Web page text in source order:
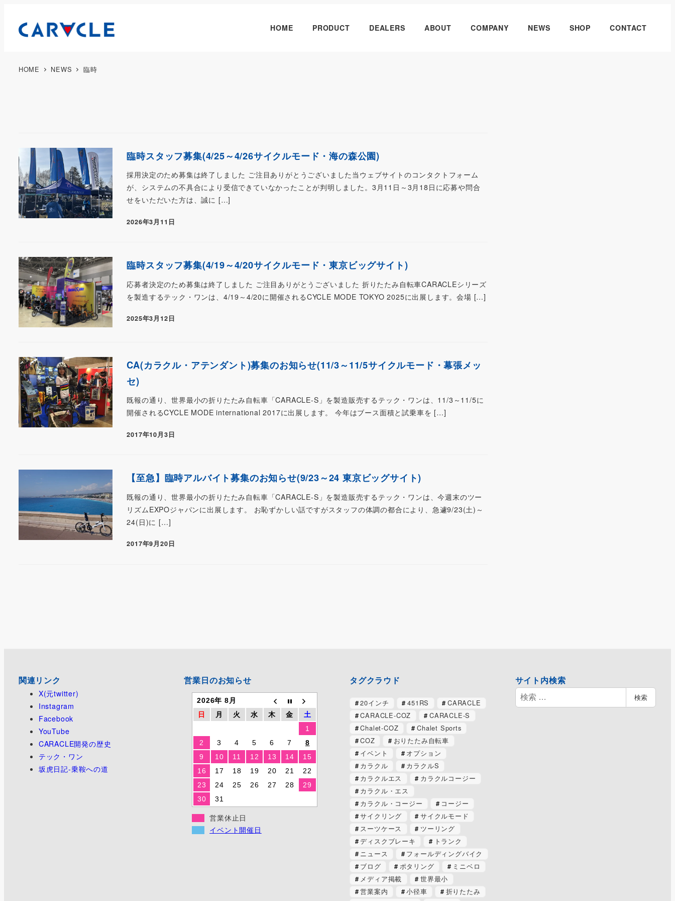
HOME PRODUCT DEALERS ABOUT COMPANY NEWS SHOP CONTACT
HOME NEWS 臨時
臨時スタッフ募集(4/25～4/26サイクルモード・海の森公園)
採用決定のため募集は終了しました ご注目ありがとうございました当ウェブサイトのコンタクトフォーム
が、システムの不具合により受信できていなかったことが判明しました。3月11日～3月18日に応募や問合
せをいただいた方は、誠に […]
2026年3月11日
臨時スタッフ募集(4/19～4/20サイクルモード・東京ビッグサイト)
応募者決定のため募集は終了しました ご注目ありがとうございました 折りたたみ自転車CARACLEシリーズ
を製造するテック・ワンは、4/19～4/20に開催されるCYCLE MODE TOKYO 2025に出展します。会場 […]
2025年3月12日
CA(カラクル・アテンダント)募集のお知らせ(11/3～11/5サイクルモード・幕張メッ
セ)
既報の通り、世界最小の折りたたみ自転車「CARACLE-S」を製造販売するテック・ワンは、11/3～11/5に
開催されるCYCLE MODE international 2017に出展します。 今年はブース面積と試乗車を […]
2017年10月3日
【至急】臨時アルバイト募集のお知らせ(9/23～24 東京ビッグサイト)
既報の通り、世界最小の折りたたみ自転車「CARACLE-S」を製造販売するテック・ワンは、今週末のツー
リズムEXPOジャパンに出展します。 お恥ずかしい話ですがスタッフの体調の都合により、急遽9/23(土)～
24(日)に […]
2017年9月20日
関連リンク
X(元twitter)
Instagram
Facebook
YouTube
CARACLE開発の歴史
テック・ワン
坂虎日記-乗鞍への道
営業日のお知らせ
2026年 8月
日
月 火 水 木 金
土
1
2
3 4 5 6 7
8
9
10 11 12 13 14
15
16
17 18 19 20 21
22
23
24 25 26 27 28
29
30
31
営業休止日
イベント開催日
タグクラウド
20インチ 451RS
CARACLE
CARACLE-COZ
CARACLE-S
Chalet-COZ
Chalet Sports
COZ
おりたたみ自転車
イベント
オプション
カラクル
カラクルS
カラクルエス
カラクルコージー
カラクル・エス
カラクル・コージー
コージー
サイクリング
サイクルモード
スーツケース
ツーリング
ディスクブレーキ
トランク
ニュース
フォールディングバイク
ブログ
ポタリング
ミニベロ
メディア掲載
世界最小
営業案内
小径車
折りたたみ
サイト内検索
検
索
検索